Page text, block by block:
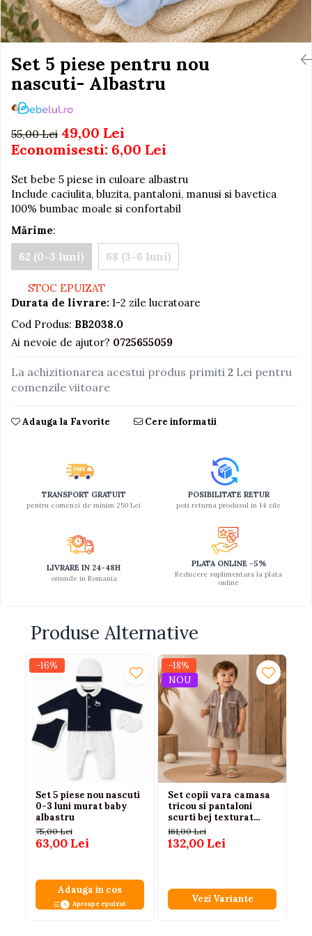
Jucarii de baie
Seturi de frumusete
Caluti balansoar
Interactive, educative si
Figurine
Ateliere si unelte
Blocuri de constructie
Covorase de dans
Creative
De plus
Electrocasnice si bucatarii
Fotolii gonflabile
Jocuri de indemanare
Jocuri sportive
Jucarii educative din lemn
Muzica si instrumente
Plastilina
Saltelute si centre de activitati
Set Avioane si submarine
Seturi de doctor
Trenuri cu sine
Ingrijire cosmetica mamici
Perioada Alaptarii
Perioada Sarcinii
Pompe de san
Sisteme De Purtare
Set 5 piese pentru nou
nascuti- Albastru
55,00 Lei 49,00 Lei
Economisesti: 6,00 Lei
Set bebe 5 piese in culoare albastru
Include caciulita, bluzita, pantaloni, manusi si bavetica
100% bumbac moale si confortabil
Mărime:
62 (0-3 luni)
68 (3-6 luni)
STOC EPUIZAT
Durata de livrare: 1-2 zile lucratoare
Cod Produs: BB2038.0
Ai nevoie de ajutor? 0725655059
La achizitionarea acestui produs primiti 2 Lei pentru
comenzile viitoare
Adauga la Favorite Cere informatii
TRANSPORT GRATUIT
pentru comenzi de minim 250 Lei
POSIBILITATE RETUR
poti returna produsul in 14 zile
LIVRARE IN 24-48H
oriunde in Romania
PLATA ONLINE -5%
Reducere suplimentara la plata
online
Produse Alternative
-16%
Set 5 piese nou nascuti
0-3 luni murat baby
albastru
75,00 Lei
63,00 Lei
Adauga in cos
Aproape epuizat
-18%
NOU
Set copii vara camasa
tricou si pantaloni
scurti bej texturat
casual
161,00 Lei
132,00 Lei
Vezi Variante